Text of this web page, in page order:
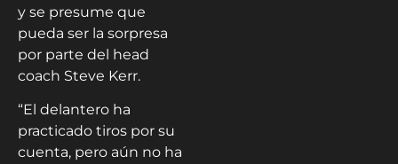
y se presume que
pueda ser la sorpresa
por parte del head
coach Steve Kerr.
“El delantero ha
practicado tiros por su
cuenta, pero aún no ha